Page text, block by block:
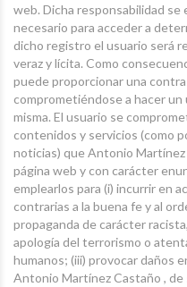
web. Dicha responsabilidad
necesario para acceder a
dicho registro el usuario será
veraz y lícita. Como
puede proporcionar una
comprometiéndose a hacer
misma. El usuario se
contenidos y servicios (como
noticias) que Antonio
página web y con carácter
emplearlos para (i) incurrir en
contrarias a la buena fe y al
propaganda de carácter
apología del terrorismo o
humanos; (iii) provocar daños
Antonio Martínez Castaño ,